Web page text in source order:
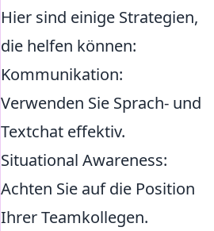
Hier sind einige Strategien,
die helfen können:
Kommunikation:
Verwenden Sie Sprach- und
Textchat effektiv.
Situational Awareness:
Achten Sie auf die Position
Ihrer Teamkollegen.